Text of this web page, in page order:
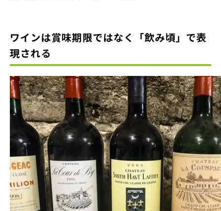
ワインは賞味期限ではなく「飲み頃」で表
現される